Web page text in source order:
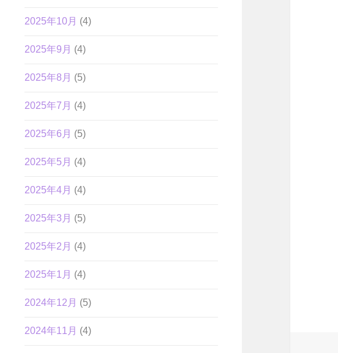
2025年10月 (4)
2025年9月 (4)
2025年8月 (5)
2025年7月 (4)
2025年6月 (5)
2025年5月 (4)
2025年4月 (4)
2025年3月 (5)
2025年2月 (4)
2025年1月 (4)
2024年12月 (5)
2024年11月 (4)